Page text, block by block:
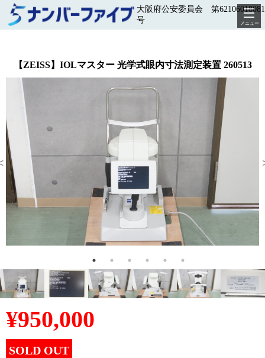
大阪府公安委員会 第
号
メニュー
【ZEISS】IOLマスター 光学式眼内寸法測定装置 260513
¥950,000
SOLD OUT